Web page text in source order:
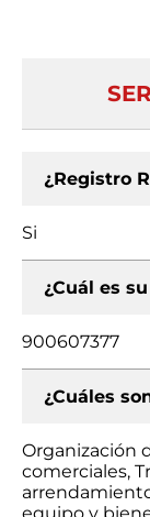
¿Registro
Si
¿Cuál es
900607377
¿Cuáles
Organización
comerciales,